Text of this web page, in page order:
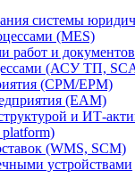
системы
(MES)
работ и
(АСУ ТП,
(CPM/EPM)
(EAM)
и ИТ-
platform)
(WMS, SCM)
устройствами